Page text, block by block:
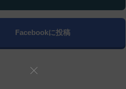
Facebookに投稿